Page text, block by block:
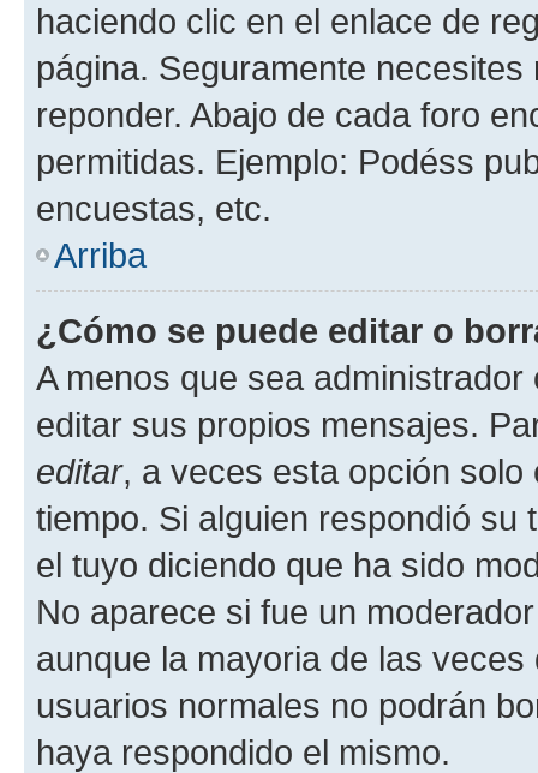
haciendo clic en el enlace de
página. Seguramente
reponder. Abajo de cada foro
permitidas. Ejemplo: Podéss
encuestas, etc.
Arriba
¿Cómo se puede editar o
A menos que sea
editar sus propios mensajes.
editar, a veces esta opción
tiempo. Si alguien respondió
el tuyo diciendo que ha sido
No aparece si fue un
aunque la mayoria de las
usuarios normales no podrán
haya respondido el mismo.